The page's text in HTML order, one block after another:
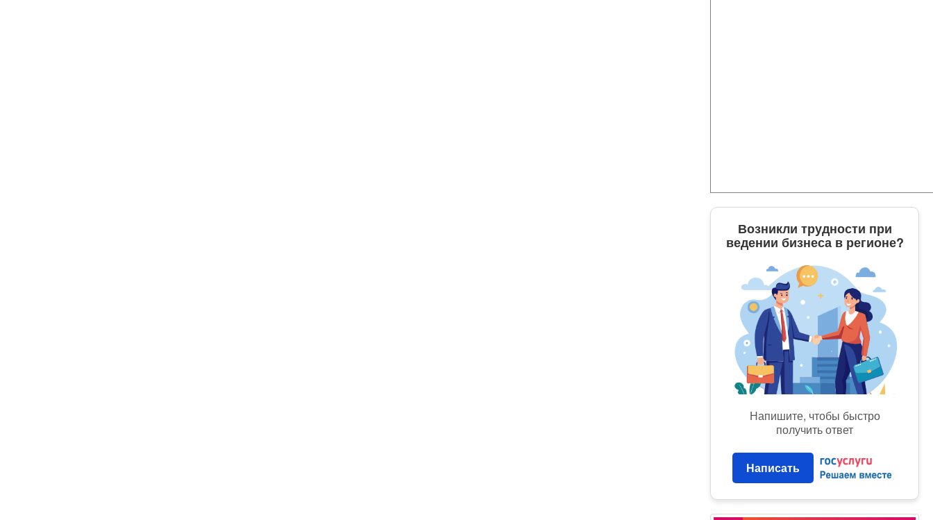
Возникли трудности при
ведении бизнеса в регионе?
Напишите, чтобы быстро
получить ответ
Написать